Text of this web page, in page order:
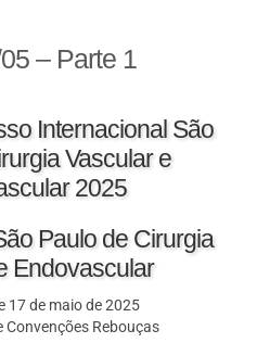
– Parte 1
Internacional São
Vascular e
2025
Paulo de Cirurgia
Endovascular
17 de maio de 2025
Convenções Rebouças